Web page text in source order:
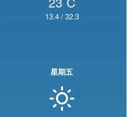
13.4/32.3
星期五